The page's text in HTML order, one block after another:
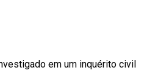
em um inquérito civil